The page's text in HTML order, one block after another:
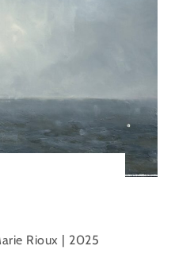
Rioux | 2025